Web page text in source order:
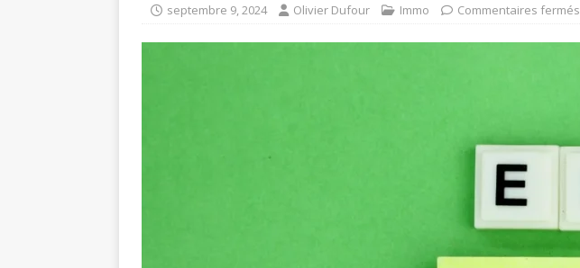
septembre 9, 2024 Olivier Dufour Immo Commentaires fermés